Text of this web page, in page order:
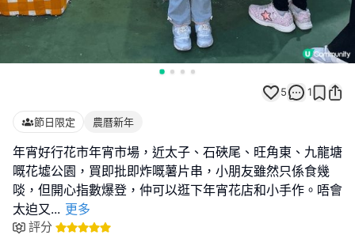
5 1
節日限定 農曆新年
年宵好行花市年宵市場，近太子、石硤尾、旺角東、九龍塘
嘅花墟公園，買即批即炸嘅薯片串，小朋友雖然只係食幾
啖，但開心指數爆登，仲可以逛下年宵花店和小手作。唔會
太迫又... 更多
評分